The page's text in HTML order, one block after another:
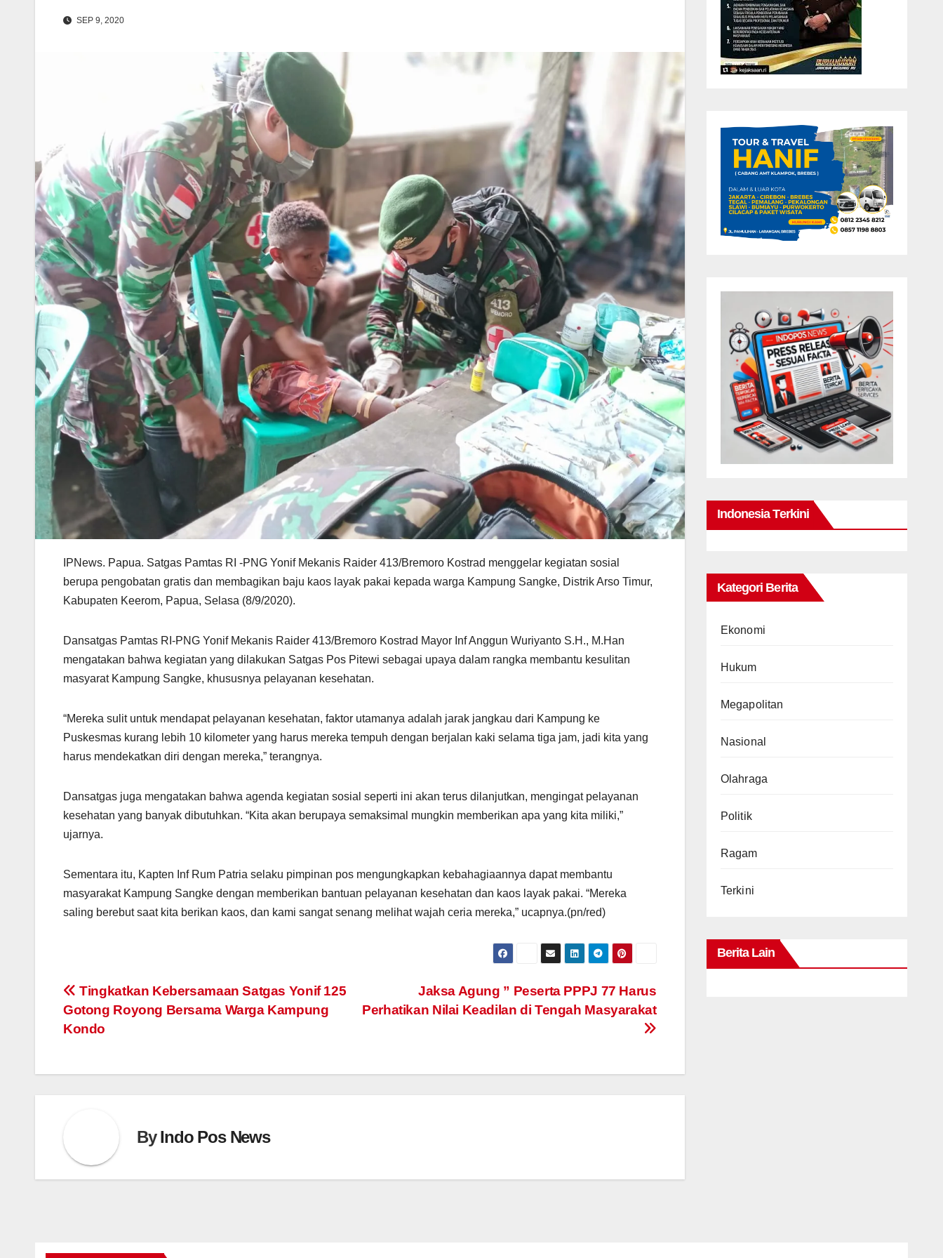
SEP 9, 2020
IPNews. Papua. Satgas Pamtas RI -PNG Yonif Mekanis Raider 413/Bremoro Kostrad menggelar kegiatan sosial
berupa pengobatan gratis dan membagikan baju kaos layak pakai kepada warga Kampung Sangke, Distrik Arso Timur,
Kabupaten Keerom, Papua, Selasa (8/9/2020).
Dansatgas Pamtas RI-PNG Yonif Mekanis Raider 413/Bremoro Kostrad Mayor Inf Anggun Wuriyanto S.H., M.Han
mengatakan bahwa kegiatan yang dilakukan Satgas Pos Pitewi sebagai upaya dalam rangka membantu kesulitan
masyarat Kampung Sangke, khususnya pelayanan kesehatan.
“Mereka sulit untuk mendapat pelayanan kesehatan, faktor utamanya adalah jarak jangkau dari Kampung ke
Puskesmas kurang lebih 10 kilometer yang harus mereka tempuh dengan berjalan kaki selama tiga jam, jadi kita yang
harus mendekatkan diri dengan mereka,” terangnya.
Dansatgas juga mengatakan bahwa agenda kegiatan sosial seperti ini akan terus dilanjutkan, mengingat pelayanan
kesehatan yang banyak dibutuhkan. “Kita akan berupaya semaksimal mungkin memberikan apa yang kita miliki,”
ujarnya.
Sementara itu, Kapten Inf Rum Patria selaku pimpinan pos mengungkapkan kebahagiaannya dapat membantu
masyarakat Kampung Sangke dengan memberikan bantuan pelayanan kesehatan dan kaos layak pakai. “Mereka
saling berebut saat kita berikan kaos, dan kami sangat senang melihat wajah ceria mereka,” ucapnya.(pn/red)
Post
navigation
Jaksa Agung ” Peserta PPPJ 77 Harus
Perhatikan Nilai Keadilan di Tengah Masyarakat
Tingkatkan Kebersamaan Satgas Yonif 125
Gotong Royong Bersama Warga Kampung
Kondo
ByIndo Pos News
Indonesia Terkini
Kategori Berita
Ekonomi
Hukum
Megapolitan
Nasional
Olahraga
Politik
Ragam
Terkini
Berita Lain